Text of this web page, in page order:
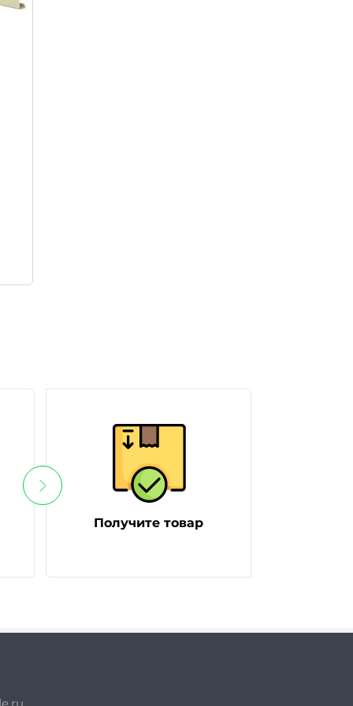
Получите товар